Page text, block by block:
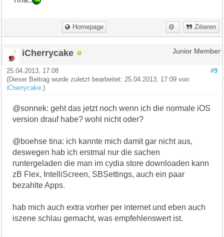
Homepage Zitieren
iCherrycake Junior Member
#9
25.04.2013, 17:08
(Dieser Beitrag wurde zuletzt bearbeitet: 25.04.2013, 17:09 von
iCherrycake .)
@sonnek: geht das jetzt noch wenn ich die normale iOS
version drauf habe? wohl nicht oder?
@boehse tina: ich kannte mich damit gar nicht aus,
deswegen hab ich erstmal nur die sachen
runtergeladen die man im cydia store downloaden kann
zB Flex, IntelliScreen, SBSettings, auch ein paar
bezahlte Apps.
hab mich auch extra vorher per internet und eben auch
iszene schlau gemacht, was empfehlenswert ist.